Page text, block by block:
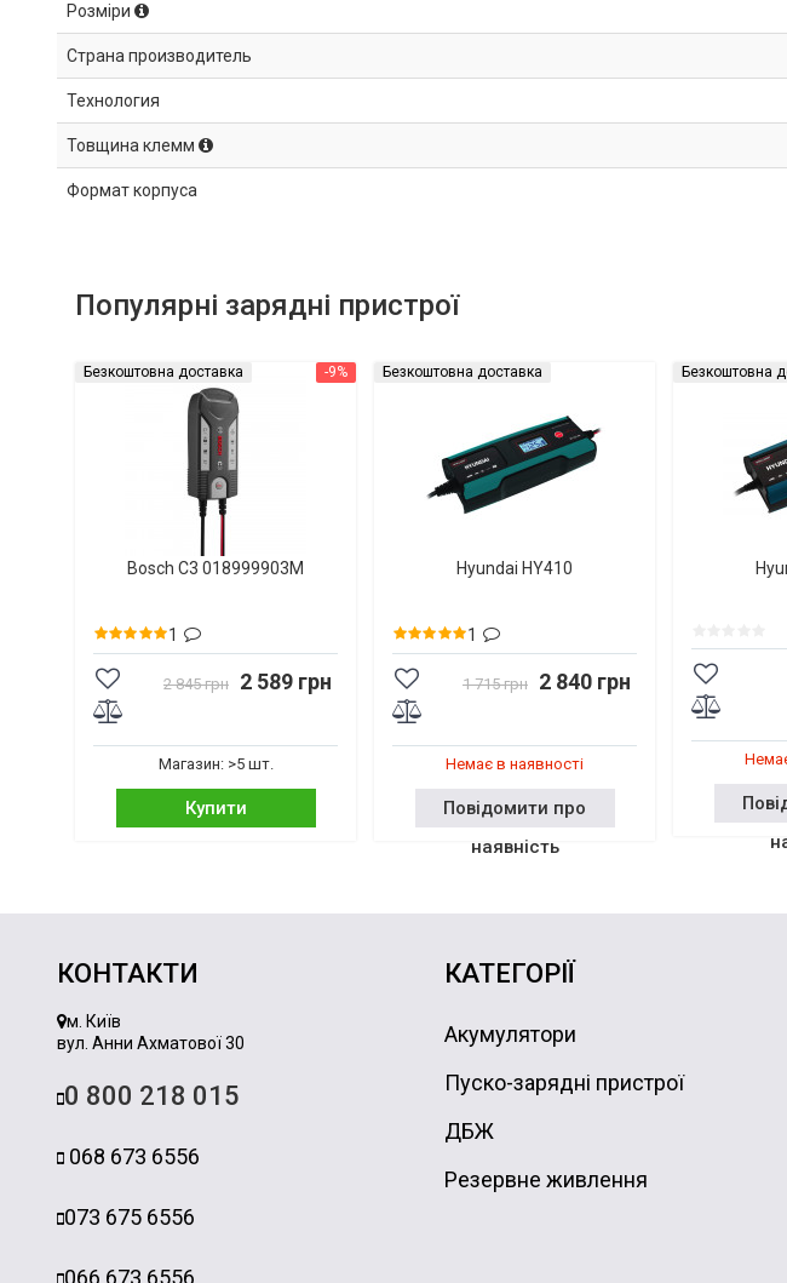
Розміри
Страна производитель
Технология
Товщина клемм
Формат корпуса
Популярні зарядні пристрої
-9%
Безкоштовна доставка
Bosch C3 018999903M
1
2 845 грн 2 589 грн
Магазин: >5 шт.
Купити
Безкоштовна доставка
Hyundai HY410
1
1 715 грн 2 840 грн
Немає в наявності
Повідомити про
наявність
Безкоштовна
КОНТАКТИ
м. Київ
вул. Анни Ахматової 30
0 800 218 015
068 673 6556
073 675 6556
КАТЕГОРІЇ
Акумулятори
Пуско-зарядні пристрої
ДБЖ
Резервне живлення